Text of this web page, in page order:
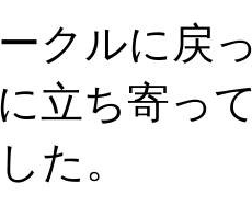
クルに戻
立ち寄っ
た。